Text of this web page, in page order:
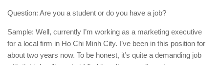
Question: Are you a student or do you have a job?
Sample: Well, currently I’m working as a marketing executive
for a local firm in Ho Chi Minh City. I’ve been in this position for
about two years now. To be honest, it’s quite a demanding job